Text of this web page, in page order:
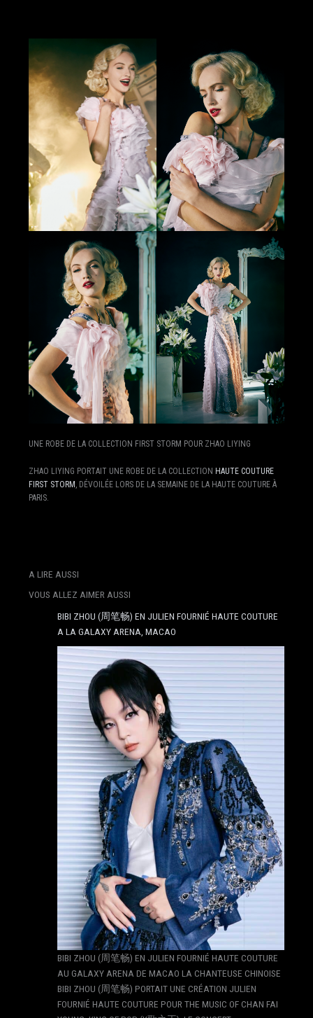
UNE ROBE DE LA COLLECTION FIRST STORM POUR ZHAO LIYING
ZHAO LIYING PORTAIT UNE ROBE DE LA COLLECTION HAUTE COUTURE
FIRST STORM, DÉVOILÉE LORS DE LA SEMAINE DE LA HAUTE COUTURE À
PARIS.
A LIRE AUSSI
VOUS ALLEZ AIMER AUSSI
BIBI ZHOU (周笔畅) EN JULIEN FOURNIÉ HAUTE COUTURE
A LA GALAXY ARENA, MACAO
BIBI ZHOU (周笔畅) EN JULIEN FOURNIÉ HAUTE COUTURE
AU GALAXY ARENA DE MACAO LA CHANTEUSE CHINOISE
BIBI ZHOU (周笔畅) PORTAIT UNE CRÉATION JULIEN
FOURNIÉ HAUTE COUTURE POUR THE MUSIC OF CHAN FAI